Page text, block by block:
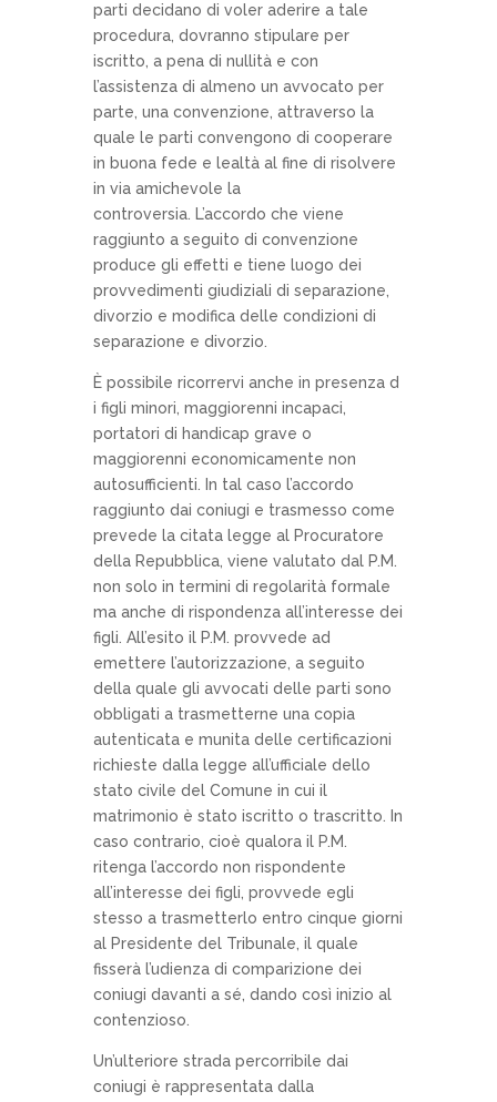
parti decidano di voler aderire a tale
procedura, dovranno stipulare per
iscritto, a pena di nullità e con
l’assistenza di almeno un avvocato per
parte, una convenzione, attraverso la
quale le parti convengono di cooperare
in buona fede e lealtà al fine di risolvere
in via amichevole la
controversia. L’accordo che viene
raggiunto a seguito di convenzione
produce gli effetti e tiene luogo dei
provvedimenti giudiziali di separazione,
divorzio e modifica delle condizioni di
separazione e divorzio.
È possibile ricorrervi anche in presenza d
i figli minori, maggiorenni incapaci,
portatori di handicap grave o
maggiorenni economicamente non
autosufficienti. In tal caso l’accordo
raggiunto dai coniugi e trasmesso come
prevede la citata legge al Procuratore
della Repubblica, viene valutato dal P.M.
non solo in termini di regolarità formale
ma anche di rispondenza all’interesse dei
figli. All’esito il P.M. provvede ad
emettere l’autorizzazione, a seguito
della quale gli avvocati delle parti sono
obbligati a trasmetterne una copia
autenticata e munita delle certificazioni
richieste dalla legge all’ufficiale dello
stato civile del Comune in cui il
matrimonio è stato iscritto o trascritto. In
caso contrario, cioè qualora il P.M.
ritenga l’accordo non rispondente
all’interesse dei figli, provvede egli
stesso a trasmetterlo entro cinque giorni
al Presidente del Tribunale, il quale
fisserà l’udienza di comparizione dei
coniugi davanti a sé, dando così inizio al
contenzioso.
Un’ulteriore strada percorribile dai
coniugi è rappresentata dalla